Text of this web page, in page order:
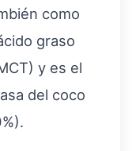
como
graso
y es el
del coco